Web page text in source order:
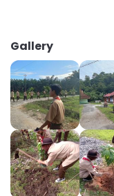
Gallery